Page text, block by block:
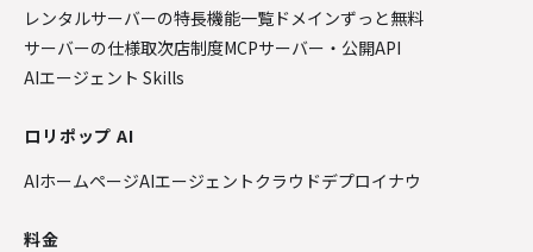
レンタルサーバーの特長機能一覧 ドメインずっと無料
サーバーの仕様取次店制度MCPサーバー・公開API
AIエージェント Skills
ロリポップ AI
AIホームページAIエージェントクラウドデプロイナウ
料金